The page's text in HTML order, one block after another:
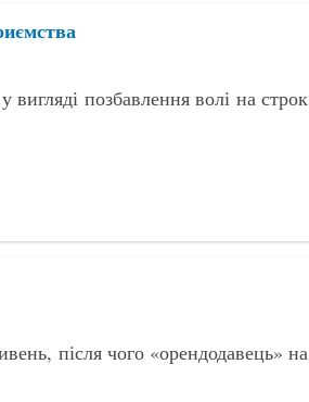
вигляді позбавлення волі на строк
після чого «орендодавець» на